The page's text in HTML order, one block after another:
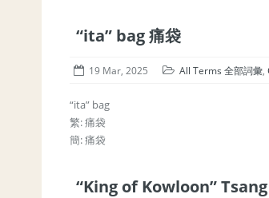
“ita” bag 痛袋
19 Mar, 2025 All Terms 全部詞彙,
“ita” bag
繁: 痛袋
簡: 痛袋
“King of Kowloon”